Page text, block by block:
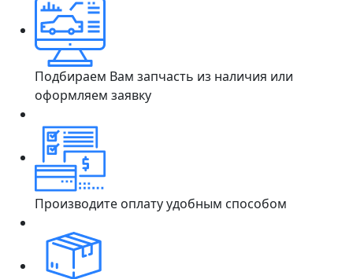
Подбираем Вам запчасть из наличия или
оформляем заявку
Производите оплату удобным способом